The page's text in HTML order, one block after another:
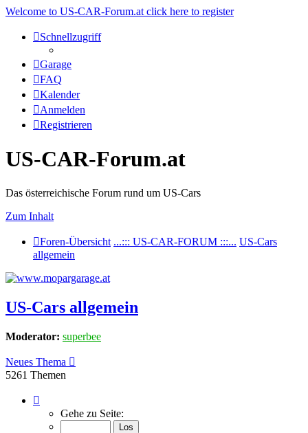
Welcome to US-CAR-Forum.at click here to register
Schnellzugriff
Garage
FAQ
Kalender
Anmelden
Registrieren
US-CAR-Forum.at
Das österreichische Forum rund um US-Cars
Zum Inhalt
Foren-Übersicht ...::: US-CAR-FORUM :::... US-Cars
allgemein
US-Cars allgemein
Moderator: superbee
Neues Thema
5261 Themen
von
Gehe zu Seite: